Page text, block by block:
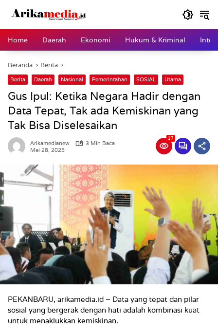
Home
Daerah Ekonomi Hukum & Kriminal
Beranda Berita
Berita Daerah Nasional Pemerintahan SOSIAL Utama
Gus Ipul: Ketika Negara Hadir dengan
Data Tepat, Tak ada Kemiskinan yang
Tak Bisa Diselesaikan
Arikamedianew
3 Min Baca
Mei 28, 2025
17
PEKANBARU, arikamedia.id – Data yang tepat dan pilar
sosial yang bergerak dengan hati adalah kombinasi kuat
untuk menaklukkan kemiskinan.